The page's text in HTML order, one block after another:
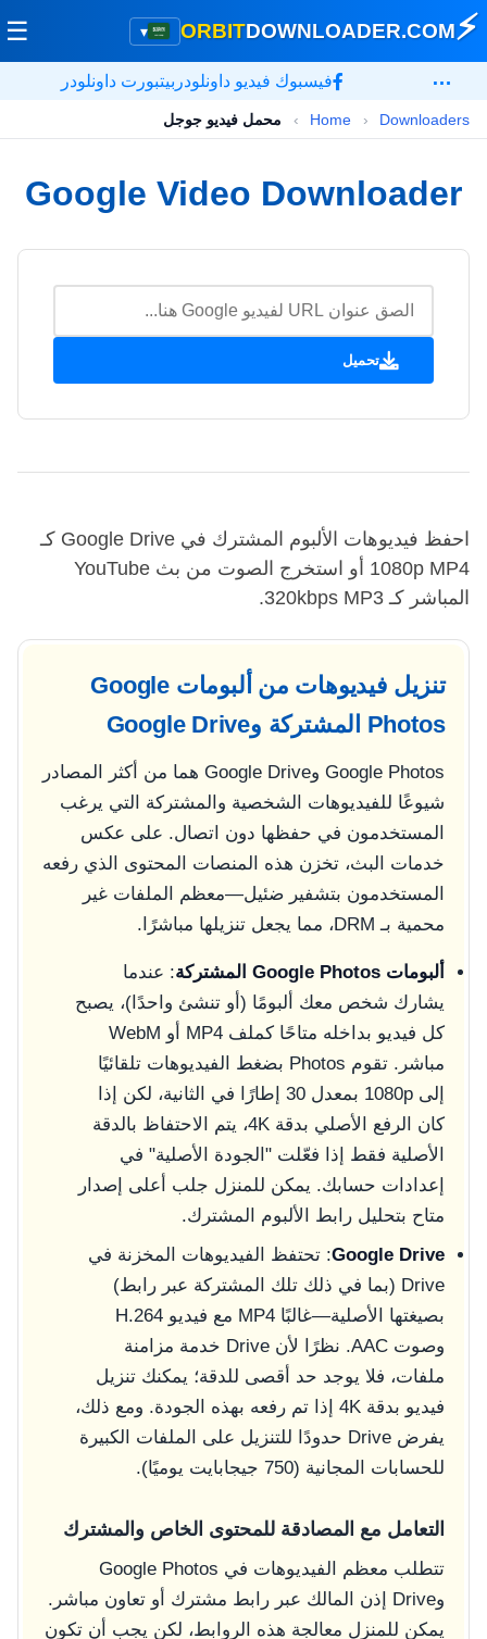
▾ ⚡
ORBITDOWNLOADER.COM
☰
فيسبوك فيديو داونلودر بيتبورت داونلودر …
Home › Downloaders
› محمل فيديو جوجل
Google Video Downloader
تحميل
احفظ فيديوهات الألبوم المشترك في Google Drive كـ
1080p MP4 أو استخرج الصوت من بث YouTube
المباشر كـ 320kbps MP3.
تنزيل فيديوهات من ألبومات Google
Photos المشتركة وGoogle Drive
Google Photos وGoogle Drive هما من أكثر المصادر
شيوعًا للفيديوهات الشخصية والمشتركة التي يرغب
المستخدمون في حفظها دون اتصال. على عكس
خدمات البث، تخزن هذه المنصات المحتوى الذي رفعه
المستخدمون بتشفير ضئيل—معظم الملفات غير
محمية بـ DRM، مما يجعل تنزيلها مباشرًا.
ألبومات Google Photos المشتركة
: عندما
يشارك شخص معك ألبومًا (أو تنشئ واحدًا)، يصبح
كل فيديو بداخله متاحًا كملف MP4 أو WebM
مباشر. تقوم Photos بضغط الفيديوهات تلقائيًا
إلى 1080p بمعدل 30 إطارًا في الثانية، لكن إذا
كان الرفع الأصلي بدقة 4K، يتم الاحتفاظ بالدقة
الأصلية فقط إذا فعّلت "الجودة الأصلية" في
إعدادات حسابك. يمكن للمنزل جلب أعلى إصدار
متاح بتحليل رابط الألبوم المشترك.
Google Drive: تحتفظ الفيديوهات المخزنة في
Drive (بما في ذلك تلك المشتركة عبر رابط)
بصيغتها الأصلية—غالبًا MP4 مع فيديو H.264
وصوت AAC. نظرًا لأن Drive خدمة مزامنة
ملفات، فلا يوجد حد أقصى للدقة؛ يمكنك تنزيل
فيديو بدقة 4K إذا تم رفعه بهذه الجودة. ومع ذلك،
يفرض Drive حدودًا للتنزيل على الملفات الكبيرة
للحسابات المجانية (750 جيجابايت يوميًا).
التعامل مع المصادقة للمحتوى الخاص والمشترك
تتطلب معظم الفيديوهات في Google Photos
وDrive إذن المالك عبر رابط مشترك أو تعاون مباشر.
يمكن للمنزل معالجة هذه الروابط، لكن يجب أن تكون